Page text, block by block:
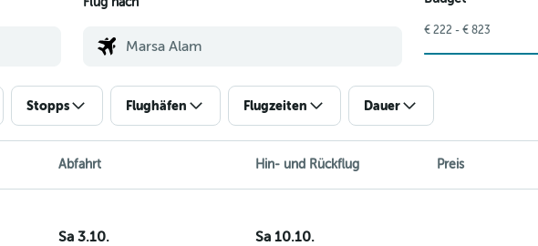
€ 222 - € 823
Stopps Flughäfen Flugzeiten Dauer
Abfahrt Hin- und Rückflug Preis
Sa 3.10. Sa 10.10.